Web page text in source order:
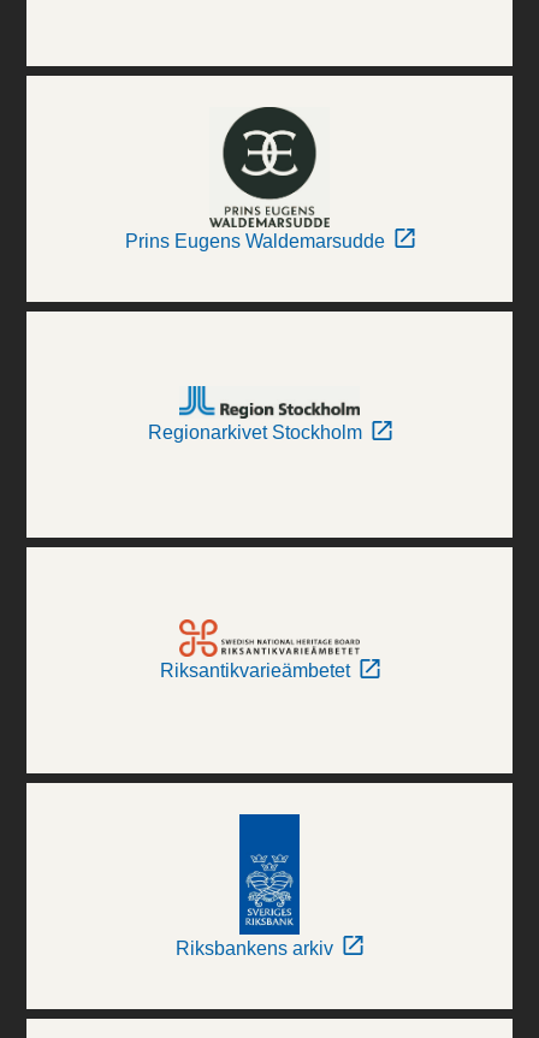
Prins Eugens Waldemarsudde
Regionarkivet Stockholm
Riksantikvarieämbetet
Riksbankens arkiv